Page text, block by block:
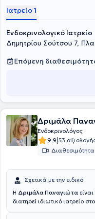
Νοσοκομείο Νίκαιας και ως
Ιπποκράτειο Νοσοκομείο
νοσοκομειακός γιατρός σε
ιατρικός σύμβουλος και
Ιατρείο 1
Ενδοκρινολογικό Ιατρείο
Δημητρίου Σούτσου 7,
Επόμενη
Δριμάλα
Ενδοκρινολόγος
9.9|53
Σχετικά με την ειδικό
Η Δριμάλα Παναγιώτα
διατηρεί ιδιωτικό ιατρείο